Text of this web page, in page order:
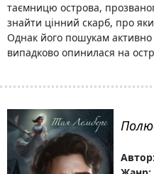
таємницю острова,
знайти цінний скарб, про
Однак його пошукам активно
випадково опинилася на
Автор: